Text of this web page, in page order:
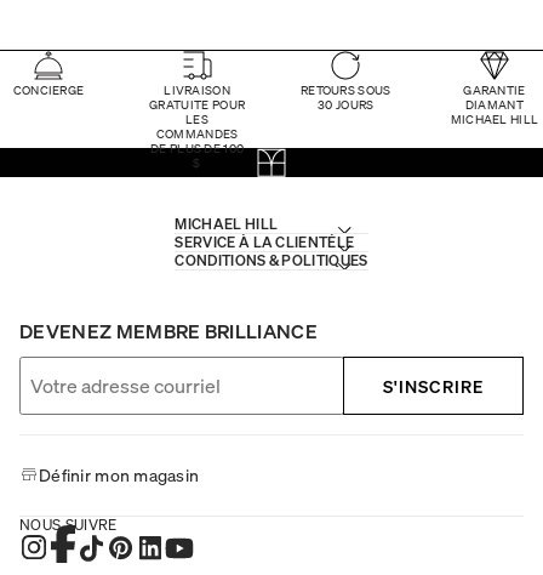
CONCIERGE
LIVRAISON
GRATUITE POUR
LES
COMMANDES
DE PLUS DE 100
$
RETOURS SOUS
30 JOURS
GARANTIE
DIAMANT
MICHAEL HILL
MICHAEL HILL
SERVICE À LA CLIENTÈLE
CONDITIONS & POLITIQUES
DEVENEZ MEMBRE BRILLIANCE
S'INSCRIRE
Définir mon magasin
NOUS SUIVRE